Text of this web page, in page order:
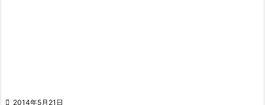
 2014年5月21日